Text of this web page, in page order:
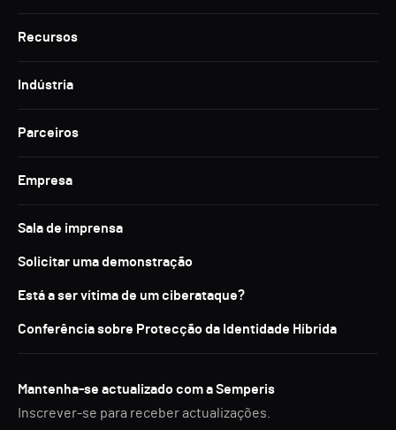
Recursos
Indústria
Parceiros
Empresa
Sala de imprensa
Solicitar uma demonstração
Está a ser vítima de um ciberataque?
Conferência sobre Protecção da Identidade Híbrida
Mantenha-se actualizado com a Semperis
Inscrever-se para receber actualizações.